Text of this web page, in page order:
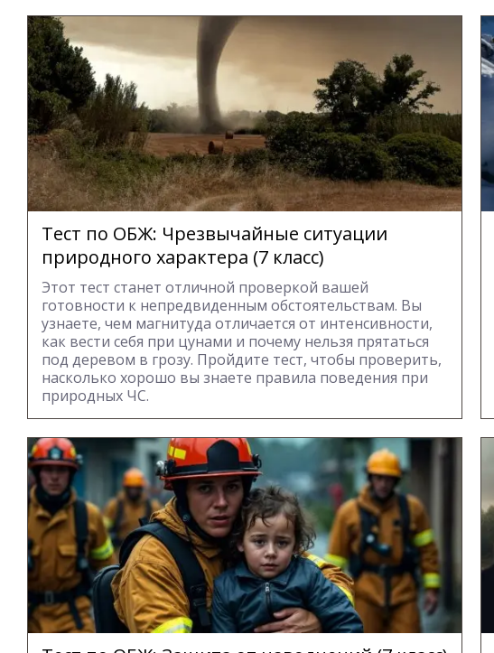
Тест по ОБЖ: Чрезвычайные ситуации
природного характера (7 класс)
Этот тест станет отличной проверкой вашей
готовности к непредвиденным обстоятельствам. Вы
узнаете, чем магнитуда отличается от интенсивности,
как вести себя при цунами и почему нельзя прятаться
под деревом в грозу. Пройдите тест, чтобы проверить,
насколько хорошо вы знаете правила поведения при
природных ЧС.